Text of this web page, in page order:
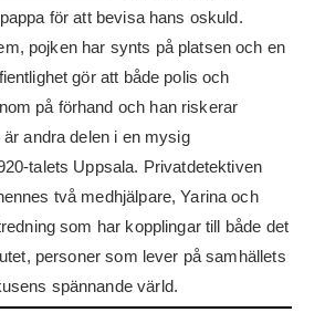
för att bevisa hans oskuld.
pojken har synts på platsen och en
gör att både polis och
på förhand och han riskerar
andra delen i en mysig
talets Uppsala. Privatdetektiven
två medhjälpare, Yarina och
som har kopplingar till både det
personer som lever på samhällets
spännande värld.